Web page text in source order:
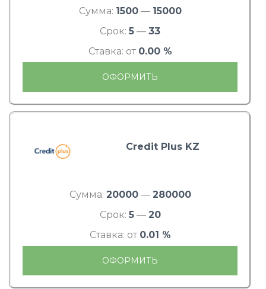
Сумма: 1500— 15000
Срок: 5 — 33
Ставка: от 0.00 %
ОФОРМИТЬ
Credit Plus KZ
Сумма: 20000— 280000
Срок: 5— 20
Ставка: от 0.01 %
ОФОРМИТЬ